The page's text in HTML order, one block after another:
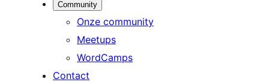
Community
Onze community
Meetups
WordCamps
Contact